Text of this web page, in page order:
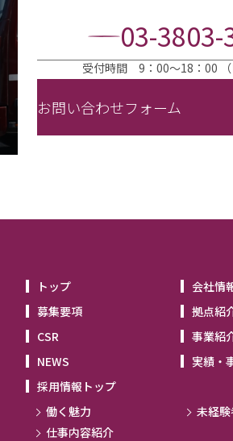
03-3803-
受付時間 9：00～18：00 （
お問い合わせフォーム
トップ
募集要項
CSR
NEWS
会社情
拠点紹
事業紹
実績・
採用情報トップ
働く魅力
未経
仕事内容紹介